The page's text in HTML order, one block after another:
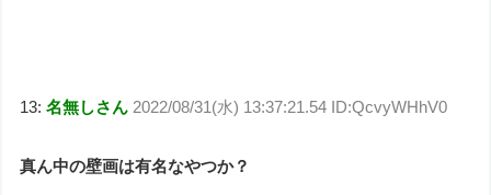
13:名無しさん 2022/08/31(水) 13:37:21.54 ID:QcvyWHhV0
真ん中の壁画は有名なやつか？